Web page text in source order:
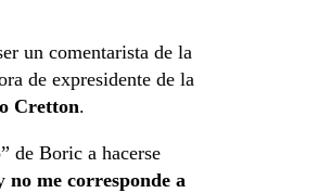
un comentarista de la
de expresidente de la
Cretton.
de Boric a hacerse
no me corresponde a